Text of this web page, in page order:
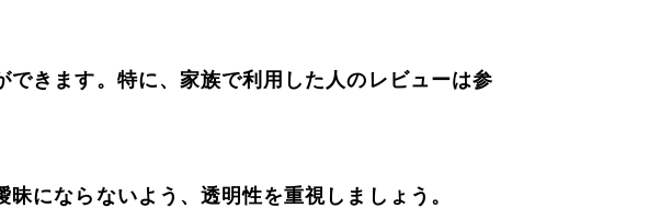
きます。特に、家族で利用した人のレビューは参
にならないよう、透明性を重視しましょう。